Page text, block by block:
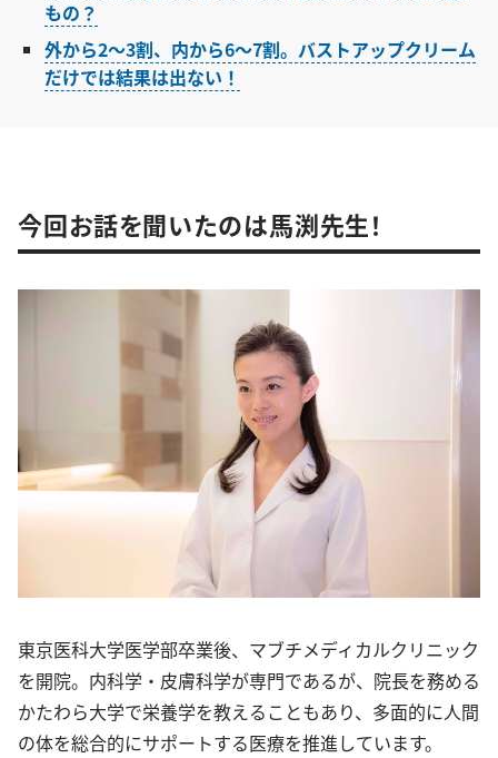
もの？
外から2〜3割、内から6〜7割。バストアップクリーム
だけでは結果は出ない！
今回お話を聞いたのは馬渕先生！
東京医科大学医学部卒業後、マブチメディカルクリニック
を開院。内科学・皮膚科学が専門であるが、院長を務める
かたわら大学で栄養学を教えることもあり、多面的に人間
の体を総合的にサポートする医療を推進しています。